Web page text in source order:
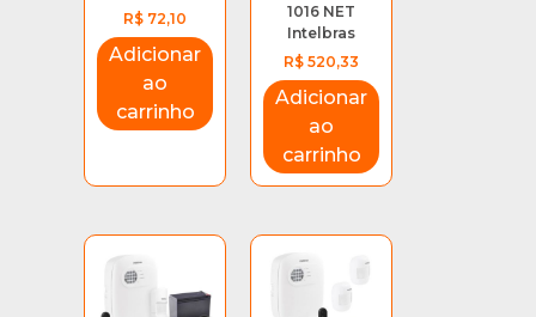
R$ 72,10
Adicionar
ao
carrinho
1016 NET
Intelbras
R$ 520,33
Adicionar
ao
carrinho